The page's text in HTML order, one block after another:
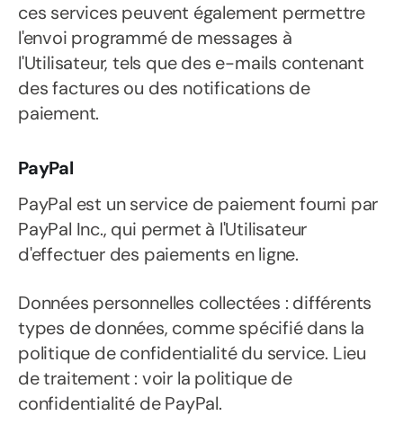
ces services peuvent également permettre
l'envoi programmé de messages à
l'Utilisateur, tels que des e-mails contenant
des factures ou des notifications de
paiement.
PayPal
PayPal est un service de paiement fourni par
PayPal Inc., qui permet à l'Utilisateur
d'effectuer des paiements en ligne.
Données personnelles collectées : différents
types de données, comme spécifié dans la
politique de confidentialité du service. Lieu
de traitement : voir la politique de
confidentialité de PayPal.